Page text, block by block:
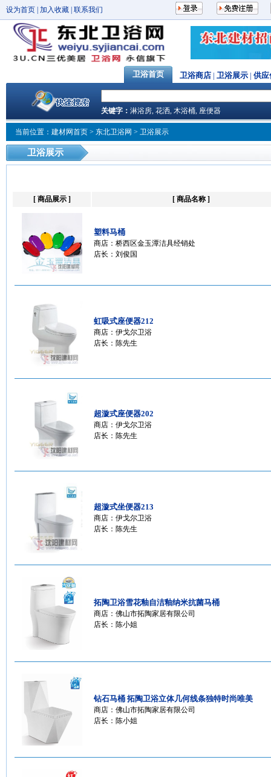
设为首页 加入收藏 联系我们
卫浴首页 卫浴商店| 卫浴展示| 供应
关键字： 淋浴房, 花洒, 木浴桶, 座便器
当前位置： 建材网首页 > 东北卫浴网 > 卫浴展示
卫浴展示
[ 商品展示 ] [ 商品名称 ]
塑料马桶
商店： 桥西区金玉潭洁具经销处
店长：刘俊国
虹吸式座便器212
商店： 伊戈尔卫浴
店长：陈先生
超漩式座便器202
商店： 伊戈尔卫浴
店长：陈先生
超漩式坐便器213
商店： 伊戈尔卫浴
店长：陈先生
拓陶卫浴雪花釉自洁釉纳米抗菌马桶
商店： 佛山市拓陶家居有限公司
店长：陈小姐
钻石马桶 拓陶卫浴立体几何线条独特时尚唯美
商店： 佛山市拓陶家居有限公司
店长：陈小姐